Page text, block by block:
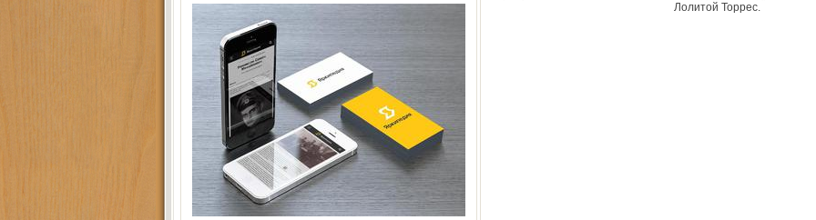
Лолитой Торрес.